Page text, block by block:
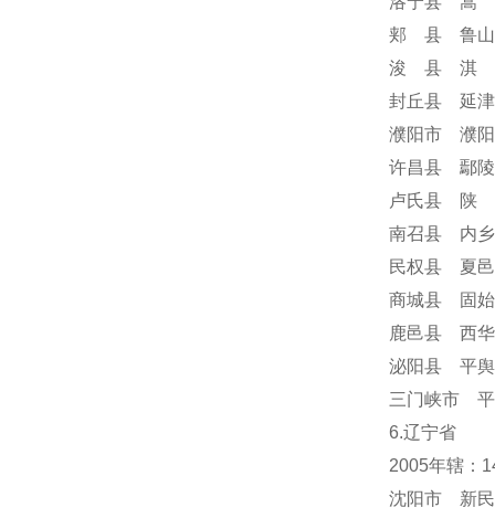
郏 县 鲁
浚 县 淇
封丘县 延
濮阳市 濮
许昌县 鄢
卢氏县 陕
南召县 内
民权县 夏
商城县 固
鹿邑县 西
泌阳县 平
三门峡市
6.辽宁省
2005年辖：
沈阳市 新